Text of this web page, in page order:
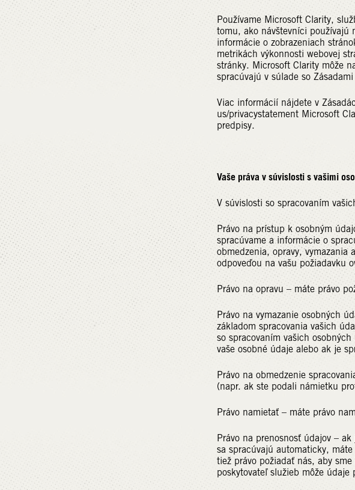
Používame Microsoft Clarity,
tomu, ako návštevníci používajú
informácie o zobrazeniach
metrikách výkonnosti webovej
stránky. Microsoft Clarity môže
spracúvajú v súlade so
Viac informácií nájdete v
us/privacystatement Microsoft
predpisy.
Vaše práva v súvislosti s vašimi
V súvislosti so spracovaním
Právo na prístup k osobným
spracúvame a informácie o
obmedzenia, opravy,
odpoveďou na vašu požiadavku
Právo na opravu – máte právo
Právo na vymazanie osobných
základom spracovania vašich
so spracovaním vašich
vaše osobné údaje alebo ak je
Právo na obmedzenie
(napr. ak ste podali námietku
Právo namietať – máte právo
Právo na prenosnosť údajov –
sa spracúvajú automaticky,
tiež právo požiadať nás, aby
poskytovateľ služieb môže